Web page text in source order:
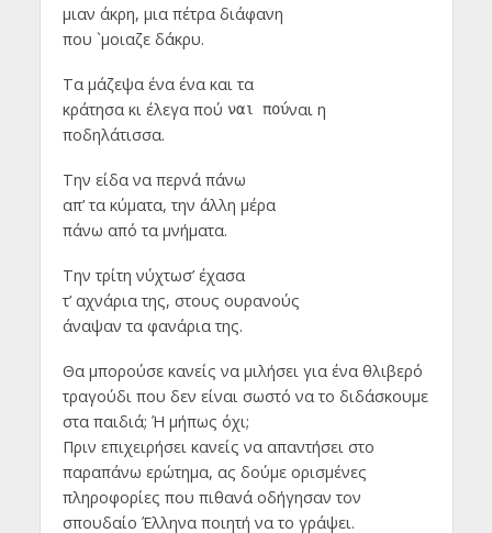
μιαν άκρη, μια πέτρα διάφανη
που `μοιαζε δάκρυ.
Τα μάζεψα ένα ένα και τα
κράτησα κι έλεγα πού ναι πούναι η
ποδηλάτισσα.
Την είδα να περνά πάνω
απ’ τα κύματα, την άλλη μέρα
πάνω από τα μνήματα.
Την τρίτη νύχτωσ’ έχασα
τ’ αχνάρια της, στους ουρανούς
άναψαν τα φανάρια της.
Θα μπορούσε κανείς να μιλήσει για ένα θλιβερό
τραγούδι που δεν είναι σωστό να το διδάσκουμε
στα παιδιά; Ή μήπως όχι;
Πριν επιχειρήσει κανείς να απαντήσει στο
παραπάνω ερώτημα, ας δούμε ορισμένες
πληροφορίες που πιθανά οδήγησαν τον
σπουδαίο Έλληνα ποιητή να το γράψει.